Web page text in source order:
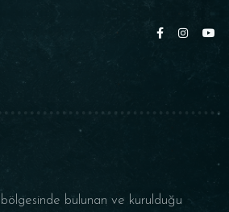
bulunan ve kurulduğu